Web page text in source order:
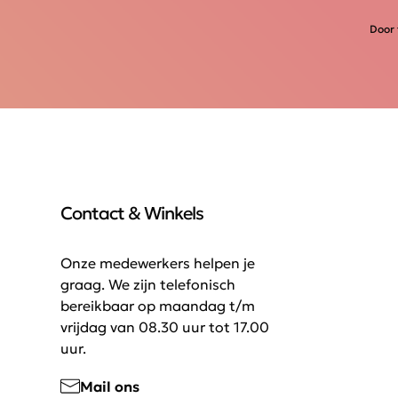
Door
Contact & Winkels
Onze medewerkers helpen je
graag. We zijn telefonisch
bereikbaar op maandag t/m
vrijdag van 08.30 uur tot 17.00
uur.
Mail ons